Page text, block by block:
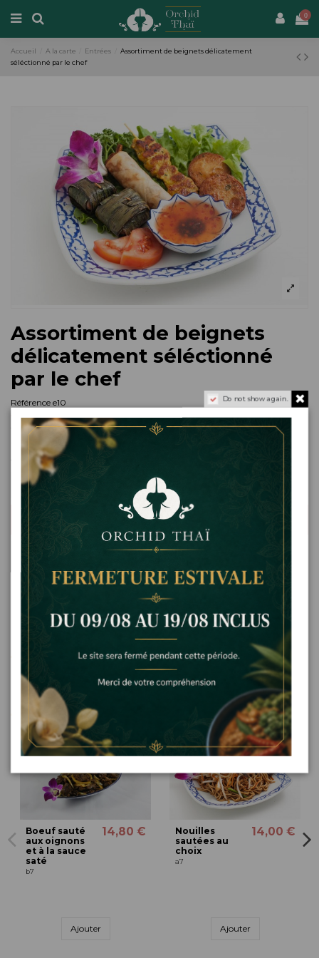
0
Accueil A la carte Entrées
Assortiment de beignets délicatement
séléctionné par le chef
Assortiment de beignets
délicatement séléctionné
par le chef
Référence e10
12,00 €
TTC
Assortiment de beignets
Ajouter
Les clients qui ont acheté ce produit ont
également acheté...
Boeuf sauté
aux oignons
et à la sauce
saté
b7
14,80 €
Ajouter
Nouilles
sautées au
choix
a7
14,00 €
Ajouter
Do not show again.